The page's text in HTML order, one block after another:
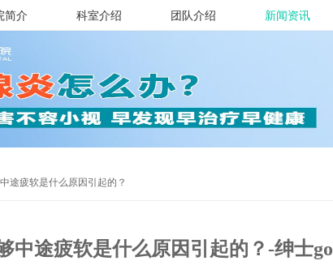
简介 科室介绍 团队介绍 新闻资讯
途疲软是什么原因引起的？
中途疲软是什么原因引起的？-绅士go